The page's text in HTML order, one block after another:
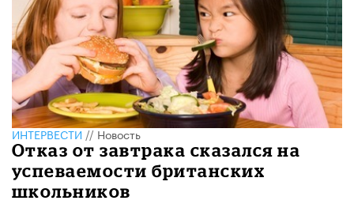
ИНТЕРВЕСТИ//Новость
Отказ от завтрака сказался на
успеваемости британских
школьников